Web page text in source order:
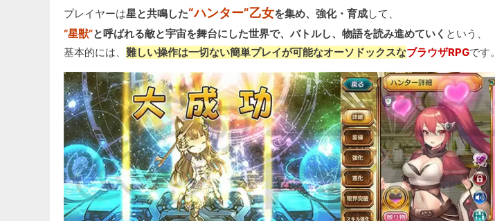
プレイヤーは星と共鳴した“ハンター”乙女を集め、強化・育成して、
“星獣”と呼ばれる敵と宇宙を舞台にした世界で、バトルし、物語を読み進めていく という、
基本的には、 難しい操作は一切ない簡単プレイが可能なオーソドックスなブラウザRPGです。